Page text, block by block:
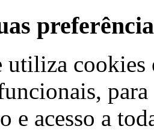
utiliza cookies
e acesso a